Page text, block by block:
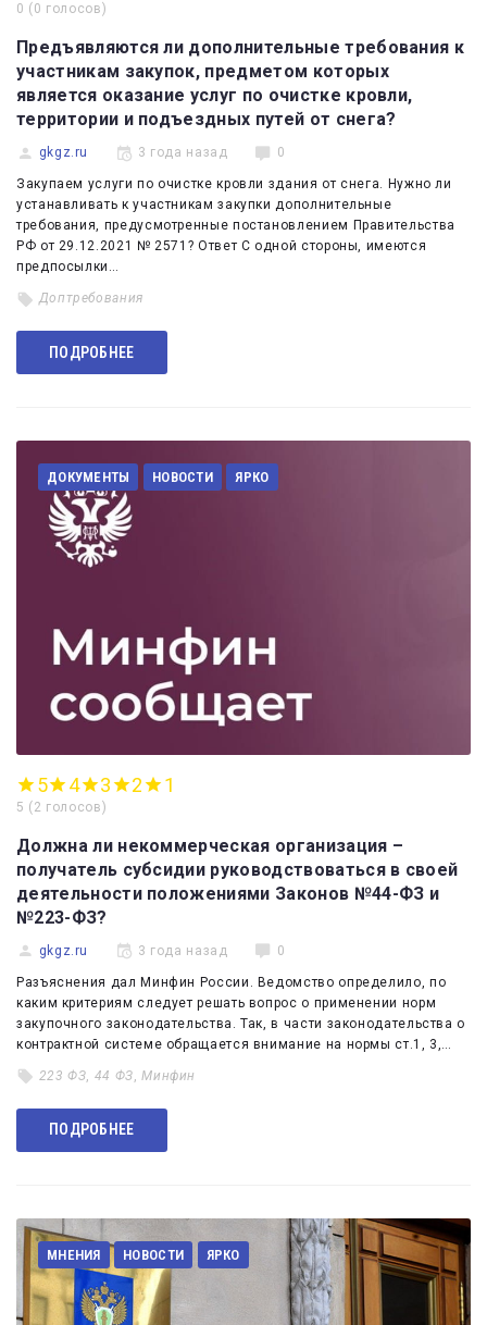
0 ( 0 голосов )
Предъявляются ли дополнительные требования к
участникам закупок, предметом которых
является оказание услуг по очистке кровли,
территории и подъездных путей от снега?
gkgz.ru 3 года назад 0
Закупаем услуги по очистке кровли здания от снега. Нужно ли
устанавливать к участникам закупки дополнительные
требования, предусмотренные постановлением Правительства
РФ от 29.12.2021 № 2571? Ответ С одной стороны, имеются
предпосылки…
Доптребования
ПОДРОБНЕЕ
ДОКУМЕНТЫ НОВОСТИ ЯРКО
5 4 3 2 1
5 ( 2 голосов )
Должна ли некоммерческая организация –
получатель субсидии руководствоваться в своей
деятельности положениями Законов №44-ФЗ и
№223-ФЗ?
gkgz.ru 3 года назад 0
Разъяснения дал Минфин России. Ведомство определило, по
каким критериям следует решать вопрос о применении норм
закупочного законодательства. Так, в части законодательства о
контрактной системе обращается внимание на нормы ст.1, 3,…
223 ФЗ, 44 ФЗ,Минфин
ПОДРОБНЕЕ
МНЕНИЯ НОВОСТИ ЯРКО